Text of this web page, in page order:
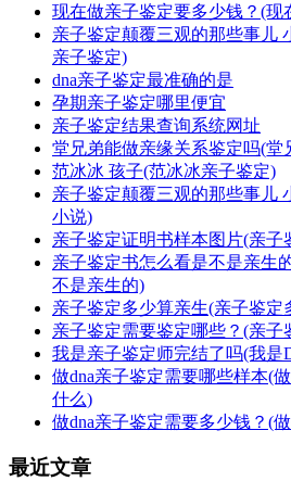
现在做亲子鉴定要多少钱？(现
亲子鉴定颠覆三观的那些事儿
亲子鉴定)
dna亲子鉴定最准确的是
孕期亲子鉴定哪里便宜
亲子鉴定结果查询系统网址
堂兄弟能做亲缘关系鉴定吗(堂
范冰冰 孩子(范冰冰亲子鉴定)
亲子鉴定颠覆三观的那些事儿
小说)
亲子鉴定证明书样本图片(亲子
亲子鉴定书怎么看是不是亲生
不是亲生的)
亲子鉴定多少算亲生(亲子鉴定
亲子鉴定需要鉴定哪些？(亲子
我是亲子鉴定师完结了吗(我是
做dna亲子鉴定需要哪些样本(
什么)
做dna亲子鉴定需要多少钱？(
最近文章